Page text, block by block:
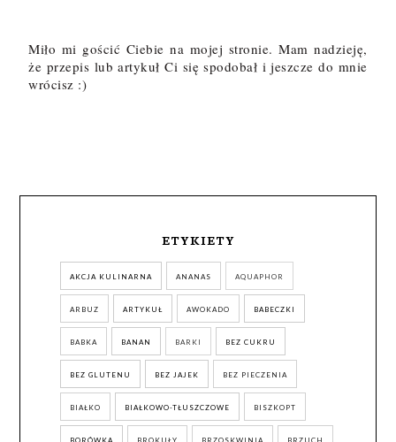
Miło mi gościć Ciebie na mojej stronie. Mam nadzieję,
że przepis lub artykuł Ci się spodobał i jeszcze do mnie
wrócisz :)
ETYKIETY
AKCJA KULINARNA ANANAS AQUAPHOR
ARBUZ ARTYKUŁ AWOKADO BABECZKI
BABKA BANAN BARKI BEZ CUKRU
BEZ GLUTENU BEZ JAJEK BEZ PIECZENIA
BIAŁKO BIAŁKOWO-TŁUSZCZOWE BISZKOPT
BORÓWKA BROKUŁY BRZOSKWINIA BRZUCH